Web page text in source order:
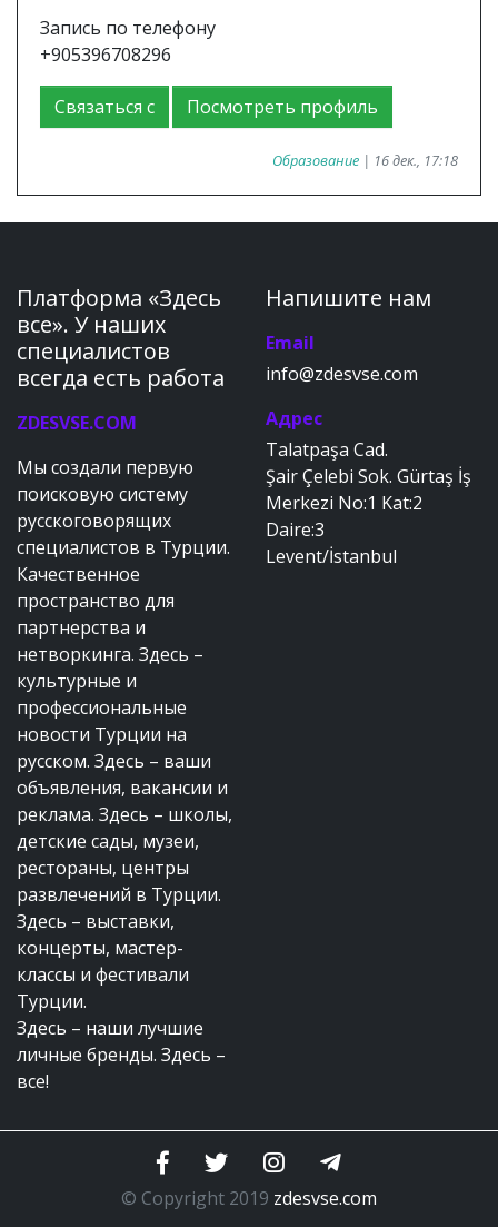
Запись по телефону
+905396708296
Связаться с Посмотреть профиль
Образование | 16 дек., 17:18
Платформа «Здесь
все». У наших
специалистов
всегда есть работа
ZDESVSE.COM
Мы создали первую
поисковую систему
русскоговорящих
специалистов в Турции.
Качественное
пространство для
партнерства и
нетворкинга. Здесь –
культурные и
профессиональные
новости Турции на
русском. Здесь – ваши
объявления, вакансии и
реклама. Здесь – школы,
детские сады, музеи,
рестораны, центры
развлечений в Турции.
Здесь – выставки,
концерты, мастер-
классы и фестивали
Турции.
Здесь – наши лучшие
личные бренды. Здесь –
все!
Напишите нам
Email
info@zdesvse.com
Адрес
Talatpaşa Cad.
Şair Çelebi Sok. Gürtaş İş
Merkezi No:1 Kat:2
Daire:3
Levent/İstanbul
© Copyright 2019 zdesvse.com